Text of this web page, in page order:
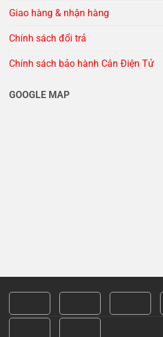
Giao hàng & nhận hàng
Chính sách đổi trả
Chính sách bảo hành Cân Điện Tử
GOOGLE MAP